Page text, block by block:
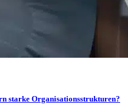
starke Organisationsstrukturen?